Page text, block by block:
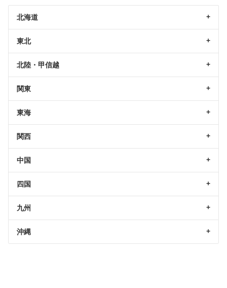
北海道
東北
北陸・甲信越
関東
東海
関西
中国
四国
九州
沖縄